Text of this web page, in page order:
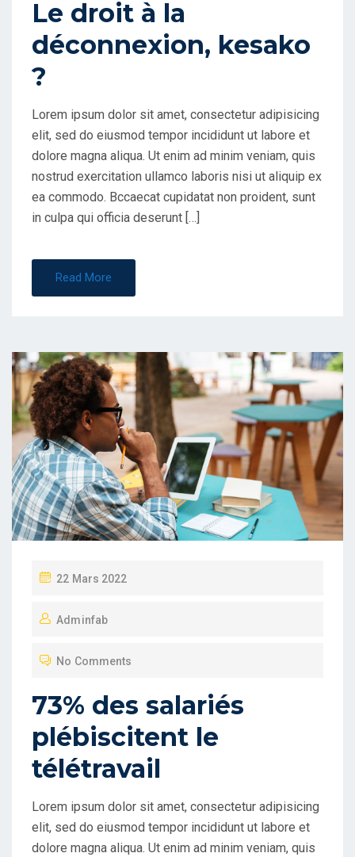
O
N
Le droit à la
déconnexion, kesako
?
Lorem ipsum dolor sit amet, consectetur adipisicing
elit, sed do eiusmod tempor incididunt ut labore et
dolore magna aliqua. Ut enim ad minim veniam, quis
nostrud exercitation ullamco laboris nisi ut aliquip ex
ea commodo. Bccaecat cupidatat non proident, sunt
in culpa qui officia deserunt […]
Read More
P
S
E
O
N
22 Mars 2022
Adminfab
No Comments
73% des salariés
plébiscitent le
télétravail
Lorem ipsum dolor sit amet, consectetur adipisicing
elit, sed do eiusmod tempor incididunt ut labore et
dolore magna aliqua. Ut enim ad minim veniam, quis